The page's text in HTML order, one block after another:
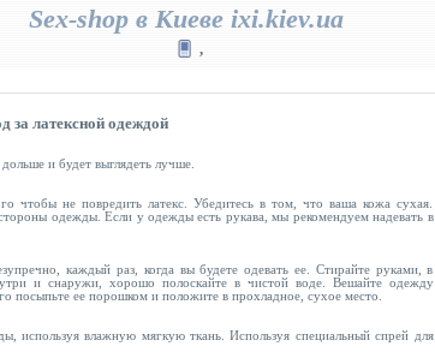
Sex-shop в Киеве ixi.kiev.ua
,
за латексной одеждой
и будет выглядеть лучше.
чтобы не повредить латекс. Убедитесь в том, что ваша кожа сухая.
одежды. Если у одежды есть рукава, мы рекомендуем надевать в
каждый раз, когда вы будете одевать ее. Стирайте руками, в
и снаружи, хорошо полоскайте в чистой воде. Вешайте одежду
посыпьте ее порошком и положите в прохладное, сухое место.
используя влажную мягкую ткань. Используя специальный спрей для